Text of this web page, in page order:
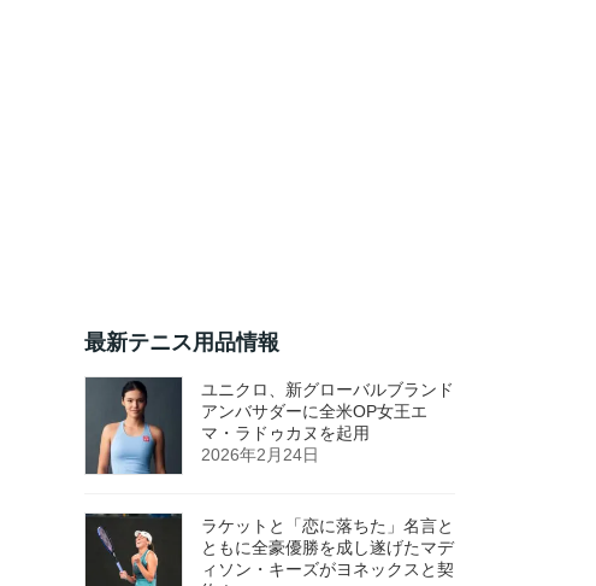
最新テニス用品情報
ユニクロ、新グローバルブランド
アンバサダーに全米OP女王エ
マ・ラドゥカヌを起用
2026年2月24日
ラケットと「恋に落ちた」名言と
ともに全豪優勝を成し遂げたマデ
ィソン・キーズがヨネックスと契